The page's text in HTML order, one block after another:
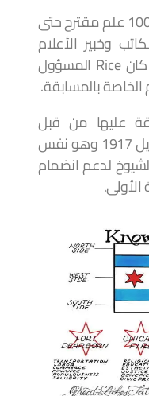
بحثت المفوضية بين أكثر من 1000 علم مقترح حتى
وخبير الأعلام
Wallace Rice. وبنفس الوقت كان Rice المسؤول
بالمسابقة.
عليها من قبل
مجلس المدينة في 4 نيسان/أبريل 1917 وهو نفس
لدعم انضمام
الأولى.